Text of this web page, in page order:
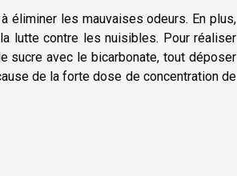
éliminer les mauvaises odeurs. En plus,
lutte contre les nuisibles. Pour réaliser
sucre avec le bicarbonate, tout déposer
de la forte dose de concentration de